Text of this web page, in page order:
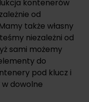
kontenerów
od
także własny
niezależni od
sami możemy
do
pod klucz i
dowolne